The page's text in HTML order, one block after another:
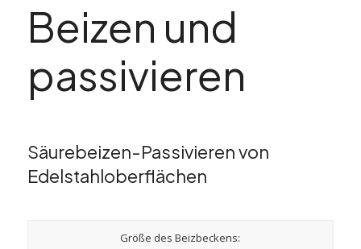
Beizen und
passivieren
Säurebeizen-Passivieren von
Edelstahloberflächen
Größe des Beizbeckens: